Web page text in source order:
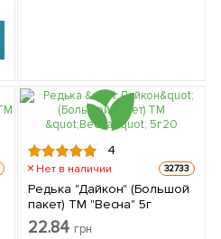
4
Нет в наличии 32733
Редька "Дайкон" (Большой
пакет) ТМ "Весна" 5г
22.84 грн